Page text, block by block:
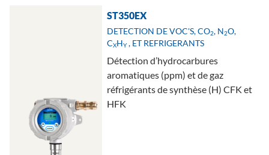
ST350EX
DETECTION DE VOC'S, CO2, N2O,
CXHY , ET REFRIGERANTS
Détection d’hydrocarbures
aromatiques (ppm) et de gaz
réfrigérants de synthèse (H) CFK et
HFK